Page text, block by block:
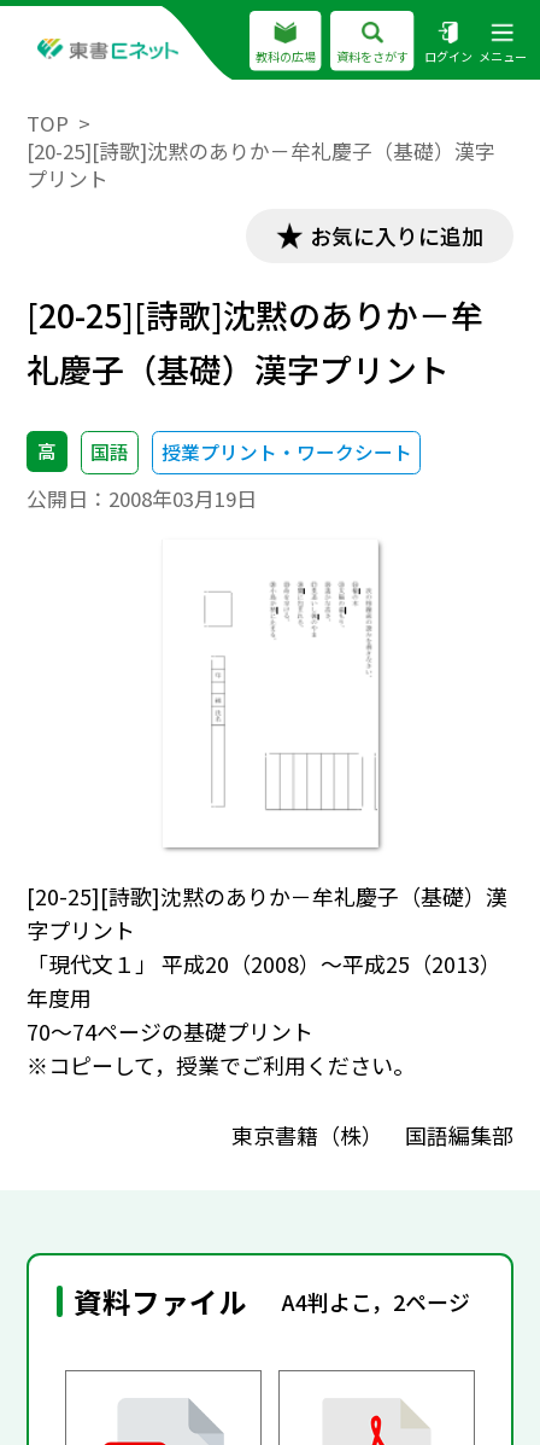
教科の広場 資料をさがす ログイン メニュー
TOP
[20-25][詩歌]沈黙のありか－牟礼慶子（基礎）漢字
プリント
お気に入りに追加
[20-25][詩歌]沈黙のありか－牟
礼慶子（基礎）漢字プリント
高 国語 授業プリント・ワークシート
公開日： 2008年03月19日
[20-25][詩歌]沈黙のありか－牟礼慶子（基礎）漢
字プリント
「現代文１」 平成20（2008）～平成25（2013）
年度用
70～74ページの基礎プリント
※コピーして，授業でご利用ください。
東京書籍（株） 国語編集部
資料ファイル A4判よこ，2ページ